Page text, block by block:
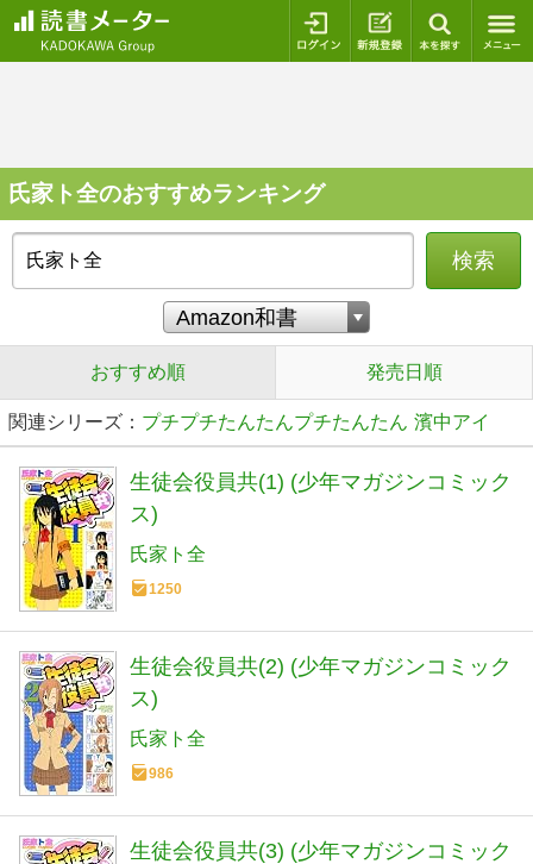
ログイン 新規登録
氏家ト全のおすすめランキング
検索
おすすめ順 発売日順
関連シリーズ： プチプチたんたんプチたんたん 濱中アイ
生徒会役員共(1) (少年マガジンコミック
ス)
氏家ト全
1250
生徒会役員共(2) (少年マガジンコミック
ス)
氏家ト全
986
生徒会役員共(3) (少年マガジンコミック